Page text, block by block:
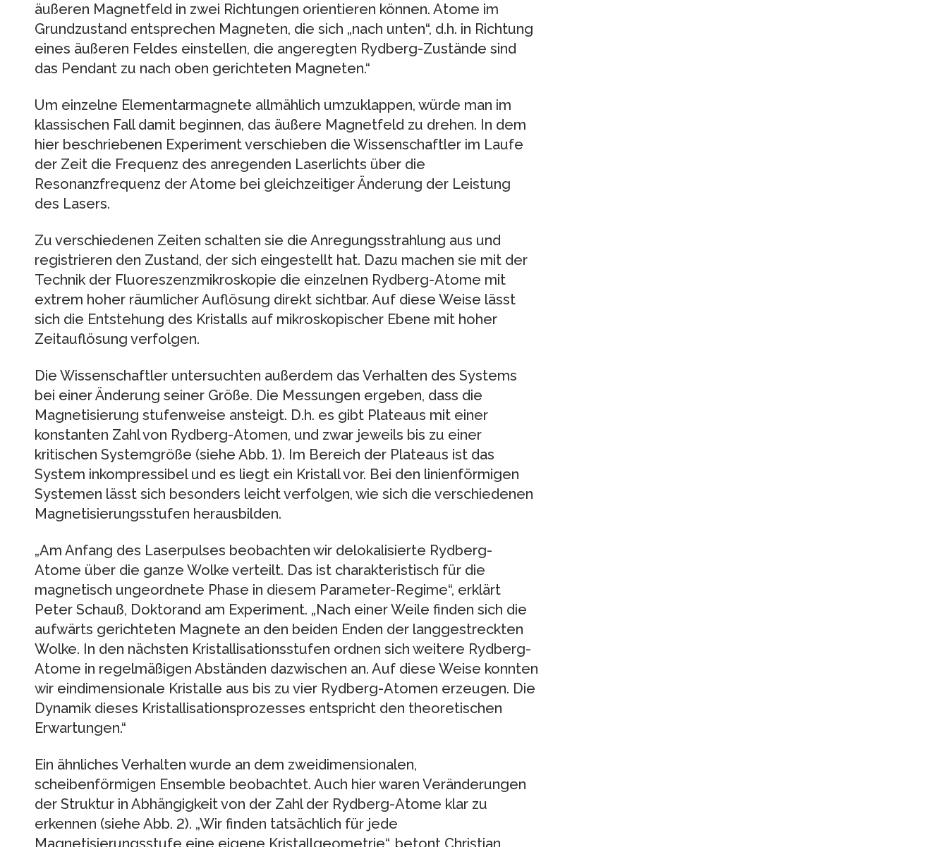
äußeren Magnetfeld in zwei Richtungen orientieren können. Atome im
Grundzustand entsprechen Magneten, die sich „nach unten“, d.h. in Richtung
eines äußeren Feldes einstellen, die angeregten Rydberg-Zustände sind
das Pendant zu nach oben gerichteten Magneten.“
Um einzelne Elementarmagnete allmählich umzuklappen, würde man im
klassischen Fall damit beginnen, das äußere Magnetfeld zu drehen. In dem
hier beschriebenen Experiment verschieben die Wissenschaftler im Laufe
der Zeit die Frequenz des anregenden Laserlichts über die
Resonanzfrequenz der Atome bei gleichzeitiger Änderung der Leistung
des Lasers.
Zu verschiedenen Zeiten schalten sie die Anregungsstrahlung aus und
registrieren den Zustand, der sich eingestellt hat. Dazu machen sie mit der
Technik der Fluoreszenzmikroskopie die einzelnen Rydberg-Atome mit
extrem hoher räumlicher Auflösung direkt sichtbar. Auf diese Weise lässt
sich die Entstehung des Kristalls auf mikroskopischer Ebene mit hoher
Zeitauflösung verfolgen.
Die Wissenschaftler untersuchten außerdem das Verhalten des Systems
bei einer Änderung seiner Größe. Die Messungen ergeben, dass die
Magnetisierung stufenweise ansteigt. D.h. es gibt Plateaus mit einer
konstanten Zahl von Rydberg-Atomen, und zwar jeweils bis zu einer
kritischen Systemgröße (siehe Abb. 1). Im Bereich der Plateaus ist das
System inkompressibel und es liegt ein Kristall vor. Bei den linienförmigen
Systemen lässt sich besonders leicht verfolgen, wie sich die verschiedenen
Magnetisierungsstufen herausbilden.
„Am Anfang des Laserpulses beobachten wir delokalisierte Rydberg-
Atome über die ganze Wolke verteilt. Das ist charakteristisch für die
magnetisch ungeordnete Phase in diesem Parameter-Regime“, erklärt
Peter Schauß, Doktorand am Experiment. „Nach einer Weile finden sich die
aufwärts gerichteten Magnete an den beiden Enden der langgestreckten
Wolke. In den nächsten Kristallisationsstufen ordnen sich weitere Rydberg-
Atome in regelmäßigen Abständen dazwischen an. Auf diese Weise konnten
wir eindimensionale Kristalle aus bis zu vier Rydberg-Atomen erzeugen. Die
Dynamik dieses Kristallisationsprozesses entspricht den theoretischen
Erwartungen.“
Ein ähnliches Verhalten wurde an dem zweidimensionalen,
scheibenförmigen Ensemble beobachtet. Auch hier waren Veränderungen
der Struktur in Abhängigkeit von der Zahl der Rydberg-Atome klar zu
erkennen (siehe Abb. 2). „Wir finden tatsächlich für jede
Magnetisierungsstufe eine eigene Kristallgeometrie“, betont Christian